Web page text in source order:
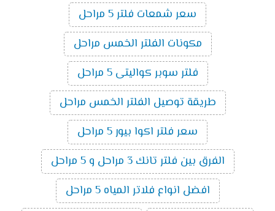
سعر شمعات فلتر 5 مراحل
مكونات الفلتر الخمس مراحل
فلتر سوبر كواليتى 5 مراحل
طريقة توصيل الفلتر الخمس مراحل
سعر فلتر اكوا بيور 5 مراحل
الفرق بين فلتر تانك 3 مراحل و 5 مراحل
افضل انواع فلاتر المياه 5 مراحل